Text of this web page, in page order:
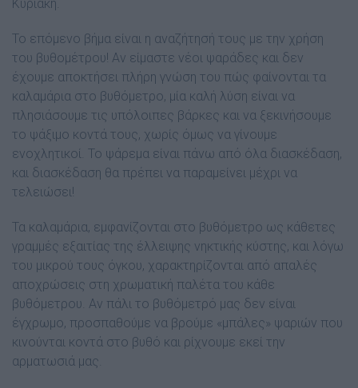
Κυριακή.
Το επόµενο βήµα είναι η αναζήτησή τους µε την χρήση
του βυθοµέτρου! Αν είµαστε νέοι ψαράδες και δεν
έχουµε αποκτήσει πλήρη γνώση του πώς φαίνονται τα
καλαµάρια στο βυθόµετρο, µία καλή λύση είναι να
πλησιάσουµε τις υπόλοιπες βάρκες και να ξεκινήσουµε
το ψάξιµο κοντά τους, χωρίς όµως να γίνουµε
ενοχλητικοί. Το ψάρεµα είναι πάνω από όλα διασκέδαση,
και διασκέδαση θα πρέπει να παραµείνει µέχρι να
τελειώσει!
Τα καλαµάρια, εµφανίζονται στο βυθόµετρο ως κάθετες
γραµµές εξαιτίας της έλλειψης νηκτικής κύστης, και λόγω
του µικρού τους όγκου, χαρακτηρίζονται από απαλές
αποχρώσεις στη χρωµατική παλέτα του κάθε
βυθόµετρου. Αν πάλι το βυθόµετρό µας δεν είναι
έγχρωµο, προσπαθούµε να βρούµε «µπάλες» ψαριών που
κινούνται κοντά στο βυθό και ρίχνουµε εκεί την
αρµατωσιά µας.